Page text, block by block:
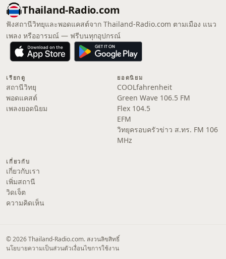
Thailand-Radio.com
ฟังสถานีวิทยุและพอดแคสต์จาก Thailand-Radio.com ตามเมือง แนว
เพลง หรืออารมณ์ — ฟรีบนทุกอุปกรณ์
เรียกดู
สถานีวิทยุ
พอดแคสต์
เพลงยอดนิยม
ยอดนิยม
COOLfahrenheit
Green Wave 106.5 FM
Flex 104.5
EFM
วิทยุครอบครัวข่าว ส.ทร. FM 106
MHz
เกี่ยวกับ
เกี่ยวกับเรา
เพิ่มสถานี
วิดเจ็ต
ความคิดเห็น
© 2026 Thailand-Radio.com. สงวนลิขสิทธิ์
นโยบายความเป็นส่วนตัวเงื่อนไขการใช้งาน